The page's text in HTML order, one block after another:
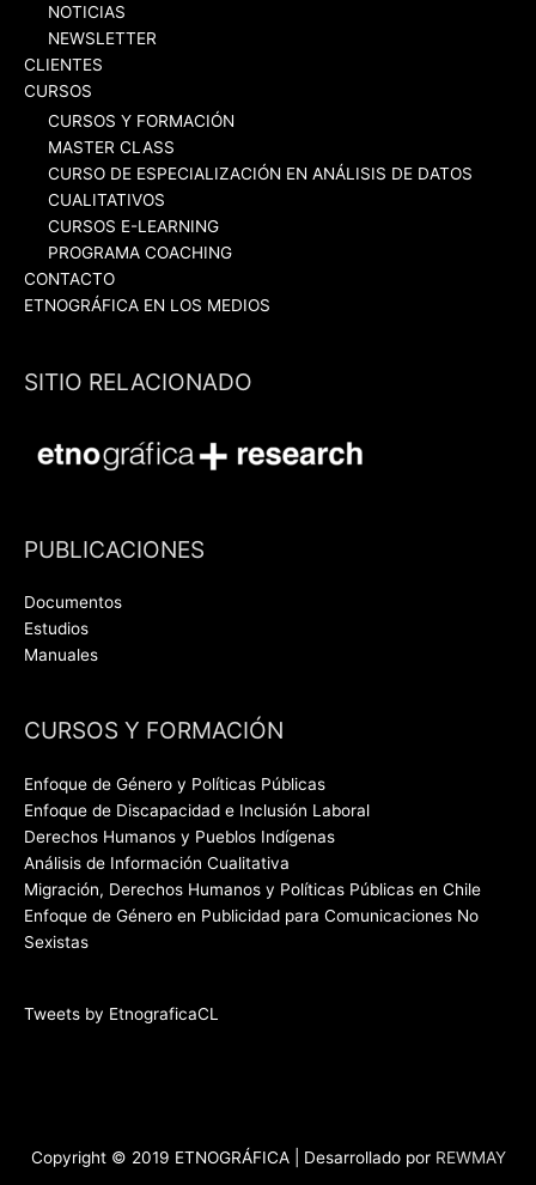
NOTICIAS
NEWSLETTER
CLIENTES
CURSOS
CURSOS Y FORMACIÓN
MASTER CLASS
CURSO DE ESPECIALIZACIÓN EN ANÁLISIS DE DATOS
CUALITATIVOS
CURSOS E-LEARNING
PROGRAMA COACHING
CONTACTO
ETNOGRÁFICA EN LOS MEDIOS
SITIO RELACIONADO
PUBLICACIONES
Documentos
Estudios
Manuales
CURSOS Y FORMACIÓN
Enfoque de Género y Políticas Públicas
Enfoque de Discapacidad e Inclusión Laboral
Derechos Humanos y Pueblos Indígenas
Análisis de Información Cualitativa
Migración, Derechos Humanos y Políticas Públicas en Chile
Enfoque de Género en Publicidad para Comunicaciones No
Sexistas
Tweets by EtnograficaCL
Copyright © 2019 ETNOGRÁFICA | Desarrollado por REWMAY